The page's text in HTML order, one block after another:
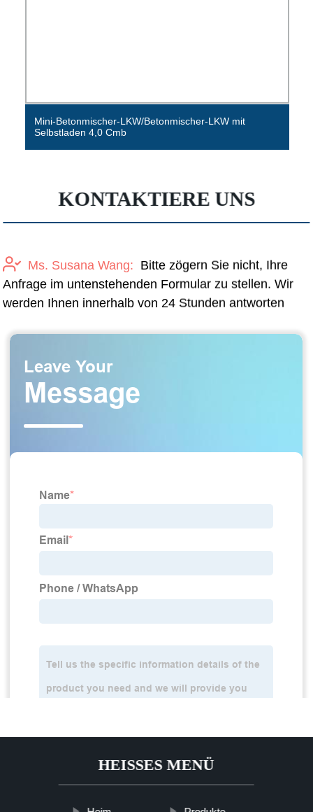
Mini-Betonmischer-LKW/Betonmischer-LKW mit
Selbstladen 4,0 Cmb
KONTAKTIERE UNS
Ms. Susana Wang: Bitte zögern Sie nicht, Ihre
Anfrage im untenstehenden Formular zu stellen. Wir
werden Ihnen innerhalb von 24 Stunden antworten
HEISSES MENÜ